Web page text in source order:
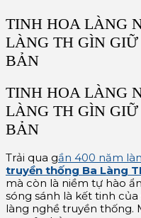
TINH HOA LÀNG
LÀNG TH GÌN
BẢN
TINH HOA LÀNG
LÀNG TH GÌN
BẢN
Trải qua gần 400 năm
truyền thống Ba Làng
mà còn là niềm tự hào
sóng sánh là kết tinh
làng nghề truyền thống.